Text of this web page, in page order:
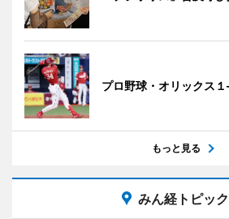
プロ野球・オリックス
もっと見る
みん経トピッ